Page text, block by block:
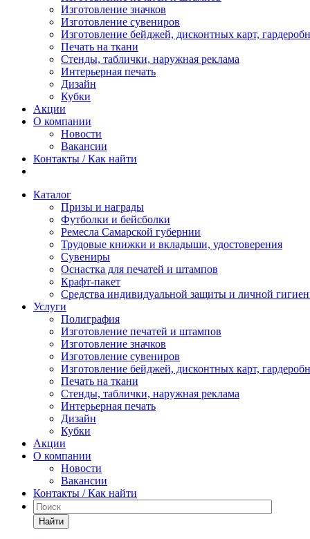
Изготовление значков
Изготовление сувениров
Изготовление бейджей, дисконтных карт,
Печать на ткани
Стенды, таблички, наружная реклама
Интерьерная печать
Дизайн
Кубки
Акции
О компании
Новости
Вакансии
Контакты / Как найти
Каталог
Призы и награды
Футболки и бейсболки
Ремесла Самарской губернии
Трудовые книжки и вкладыши, удостоверения
Сувениры
Оснастка для печатей и штампов
Крафт-пакет
Средства индивидуальной защиты и личной
Услуги
Полиграфия
Изготовление печатей и штампов
Изготовление значков
Изготовление сувениров
Изготовление бейджей, дисконтных карт,
Печать на ткани
Стенды, таблички, наружная реклама
Интерьерная печать
Дизайн
Кубки
Акции
О компании
Новости
Вакансии
Контакты / Как найти
Найти